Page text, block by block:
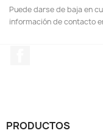
Puede darse de baja en
información de contacto
PRODUCTOS